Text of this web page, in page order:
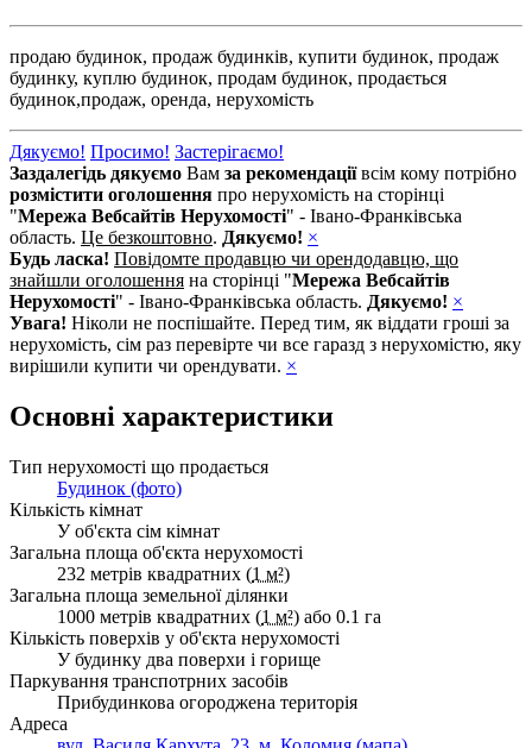
продаю будинок, продаж будинків, купити будинок, продаж
будинку, куплю будинок, продам будинок, продається
будинок,продаж, оренда, нерухомість
Дякуємо! Просимо! Застерігаємо!
Заздалегідь дякуємо Вам за рекомендаціївсім кому потрібно
розмістити оголошення про нерухомість на сторінці
"Мережа Вебсайтів Нерухомості" - Івано-Франківська
область. Це безкоштовно. Дякуємо! ×
Будь ласка! Повідомте продавцю чи орендодавцю, що
знайшли оголошення на сторінці "Мережа Вебсайтів
Нерухомості" - Івано-Франківська область. Дякуємо! ×
Увага! Ніколи не поспішайте. Перед тим, як віддати гроші за
нерухомість, сім раз перевірте чи все гаразд з нерухомістю, яку
вирішили купити чи орендувати. ×
Основні характеристики
Тип нерухомості що продається
Будинок (фото)
Кількість кімнат
У об'єкта сім кімнат
Загальна площа об'єкта нерухомості
232 метрів квадратних (1 м²)
Загальна площа земельної ділянки
1000 метрів квадратних (1 м²) або 0.1 га
Кількість поверхів у об'єкта нерухомості
У будинку два поверхи і горище
Паркування транспотрних засобів
Прибудинкова огороджена територія
Адреса